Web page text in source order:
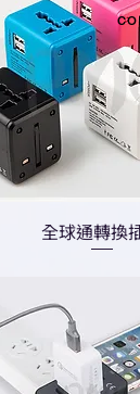
Gifts
全球通轉換